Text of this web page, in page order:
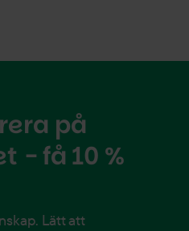
på
- få 10 %
Lätt att